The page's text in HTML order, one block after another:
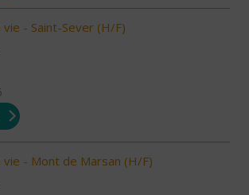
vie - Saint-Sever (H/F)
vie - Mont de Marsan (H/F)